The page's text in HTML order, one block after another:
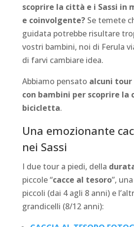
scoprire la città e i Sassi in
e coinvolgente?Se temete
guidata potrebbe risultare
vostri bambini, noi di Ferula
di farvi cambiare idea.
Abbiamo pensato alcuni
con bambini per scoprire la
bicicletta.
Una emozionante
nei Sassi
I due tour a piedi, della
piccole “cacce al tesoro”,
piccoli (dai 4 agli 8 anni) e
grandicelli (8/12 anni):